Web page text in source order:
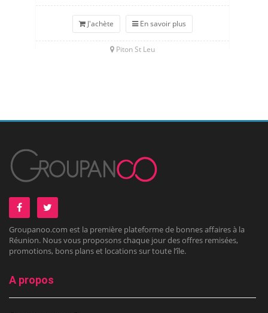
J'achète En savoir plus
Piton St Leu
Groupanoo.com est la première plateforme de bonnes affaires à la
Réunion. Nous vous proposons chaque jour des offres remisées,
promotions, bons plans et locations sur toute l’île.
A propos